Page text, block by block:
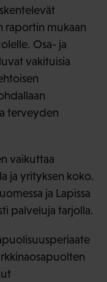
raportin mukaan
Osa- ja
vakituisia
terveyden
vaikuttaa
ja yrityksen koko.
ja Lapissa
palveluja tarjolla.